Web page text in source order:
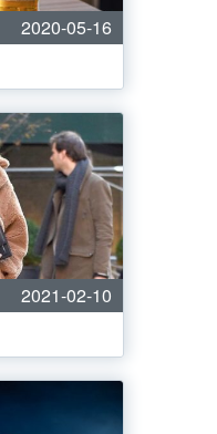
2020-05-16
2021-02-10